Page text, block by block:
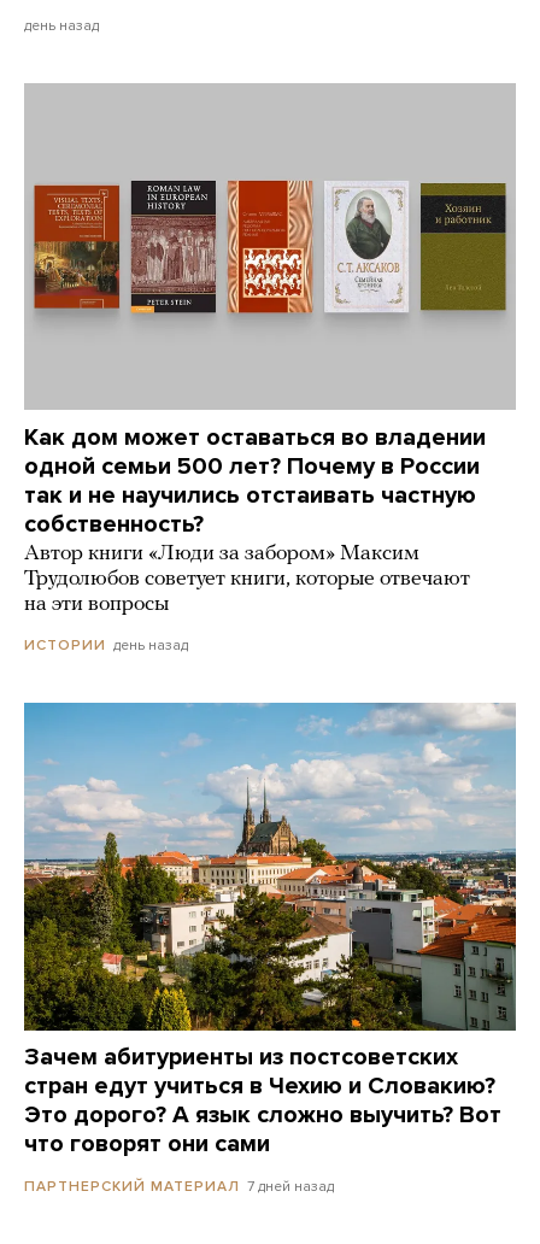
день назад
Как дом может оставаться во владении
одной семьи 500 лет? Почему в России
так и не научились отстаивать частную
собственность?
Автор книги «Люди за забором» Максим
Трудолюбов советует книги, которые отвечают
на эти вопросы
ИСТОРИИ день назад
Зачем абитуриенты из постсоветских
стран едут учиться в Чехию и Словакию?
Это дорого? А язык сложно выучить? Вот
что говорят они сами
ПАРТНЕРСКИЙ МАТЕРИАЛ 7 дней назад